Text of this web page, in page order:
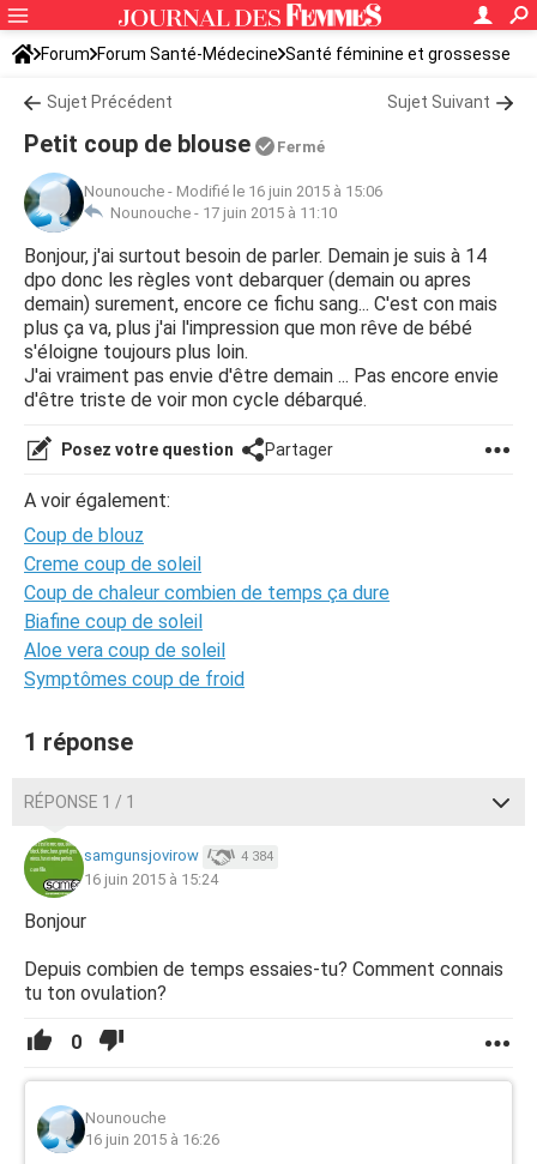
Forum Forum Santé-Médecine Santé féminine et grossesse
Tomber enceinte
Sujet Précédent Sujet Suivant
Petit coup de blouse Fermé
Nounouche - Modifié le 16 juin 2015 à 15:06
Nounouche - 17 juin 2015 à 11:10
Bonjour, j'ai surtout besoin de parler. Demain je suis à 14
dpo donc les règles vont debarquer (demain ou apres
demain) surement, encore ce fichu sang... C'est con mais
plus ça va, plus j'ai l'impression que mon rêve de bébé
s'éloigne toujours plus loin.
J'ai vraiment pas envie d'être demain ... Pas encore envie
d'être triste de voir mon cycle débarqué.
Posez votre question Partager
A voir également:
Coup de blouz
Creme coup de soleil
Coup de chaleur combien de temps ça dure
Biafine coup de soleil
Aloe vera coup de soleil
Symptômes coup de froid
1 réponse
RÉPONSE 1 / 1
samgunsjovirow 4 384
16 juin 2015 à 15:24
Bonjour
Depuis combien de temps essaies-tu? Comment connais
tu ton ovulation?
0
Nounouche
16 juin 2015 à 16:26